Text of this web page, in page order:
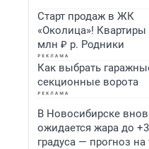
Старт продаж в ЖК
«Околица»! Квартиры
млн ₽ р. Родники
Как выбрать
секционные ворота
В Новосибирске
ожидается жара до
градуса — прогноз на